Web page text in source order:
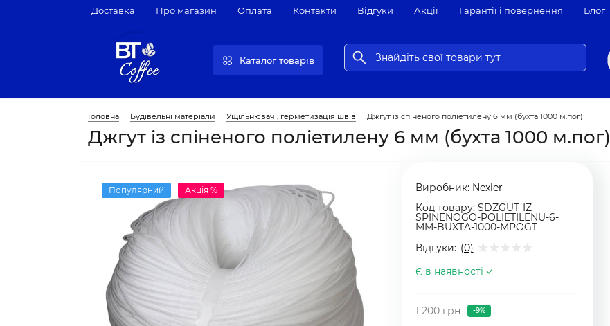
Доставка Про магазин Оплата Контакти Відгуки Акції Гарантії і повернення Блог
Каталог товарів
Головна Будівельні матеріали Ущільнювачі, герметизація швів Джгут із спіненого поліетилену 6 мм (бухта 1000 м.пог)
Джгут із спіненого поліетилену 6 мм (бухта 1000 м.пог)
Популярний Акція % Виробник: Nexler
Код товару: SDZGUT-IZ-
SPINENOGO-POLIETILENU-6-
MM-BUXTA-1000-MPOGT
Відгуки: (0)
Є в наявності
1 200 грн -9%